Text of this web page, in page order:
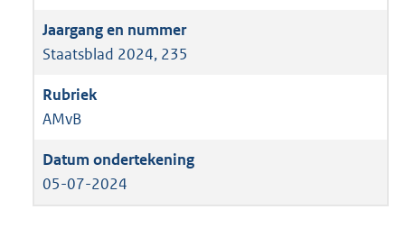
Staatsblad 2024, 235
AMvB
05-07-2024